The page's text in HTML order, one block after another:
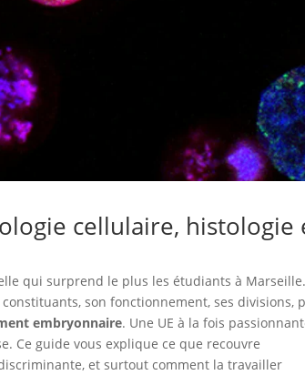
cellulaire, histologie
qui surprend le plus les étudiants à
constituants, son fonctionnement, ses divisions,
embryonnaire. Une UE à la fois
Ce guide vous explique ce que recouvre
et surtout comment la travailler